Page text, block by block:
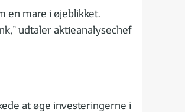
en mare i øjeblikket.
udtaler aktieanalysechef
at øge investeringerne i